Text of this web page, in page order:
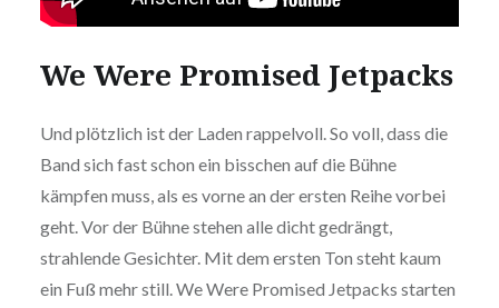
We Were Promised Jetpacks
Und plötzlich ist der Laden rappelvoll. So voll, dass die
Band sich fast schon ein bisschen auf die Bühne
kämpfen muss, als es vorne an der ersten Reihe vorbei
geht. Vor der Bühne stehen alle dicht gedrängt,
strahlende Gesichter. Mit dem ersten Ton steht kaum
ein Fuß mehr still. We Were Promised Jetpacks starten